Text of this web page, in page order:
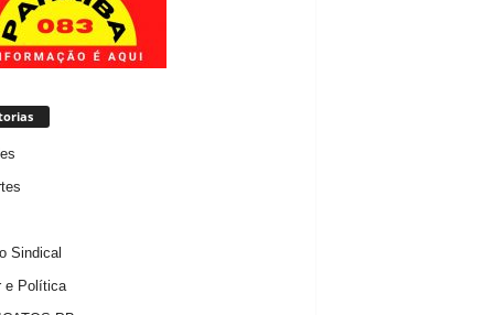
Sindical
e Política